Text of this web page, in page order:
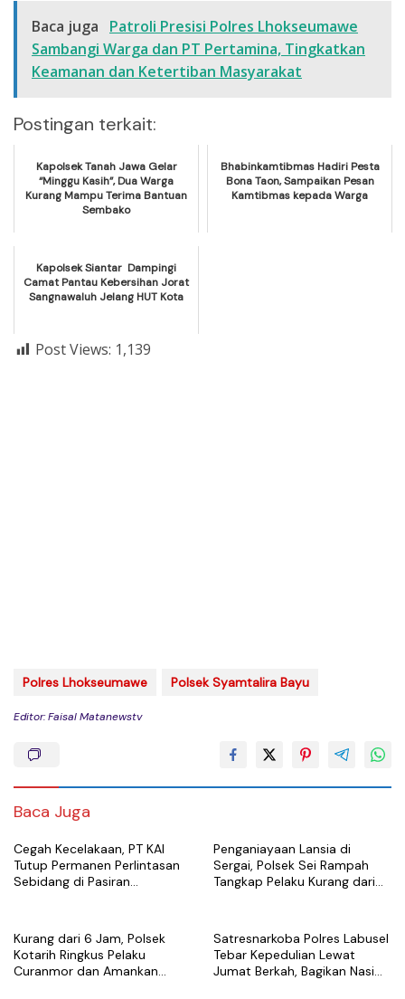
Baca juga
Patroli Presisi Polres Lhokseumawe
Sambangi Warga dan PT Pertamina, Tingkatkan
Keamanan dan Ketertiban Masyarakat
Postingan terkait:
Kapolsek Tanah Jawa Gelar
“Minggu Kasih”, Dua Warga
Kurang Mampu Terima Bantuan
Sembako
Bhabinkamtibmas Hadiri Pesta
Bona Taon, Sampaikan Pesan
Kamtibmas kepada Warga
Kapolsek Siantar Dampingi
Camat Pantau Kebersihan Jorat
Sangnawaluh Jelang HUT Kota
Post Views: 1,139
Polres Lhokseumawe Polsek Syamtalira Bayu
Editor: Faisal Matanewstv
Baca Juga
Cegah Kecelakaan, PT KAI
Tutup Permanen Perlintasan
Sebidang di Pasiran
Penganiayaan Lansia di
Sergai, Polsek Sei Rampah
Tangkap Pelaku Kurang dari
Kurang dari 6 Jam, Polsek
Kotarih Ringkus Pelaku
Curanmor dan Amankan
Satresnarkoba Polres Labusel
Tebar Kepedulian Lewat
Jumat Berkah, Bagikan Nasi